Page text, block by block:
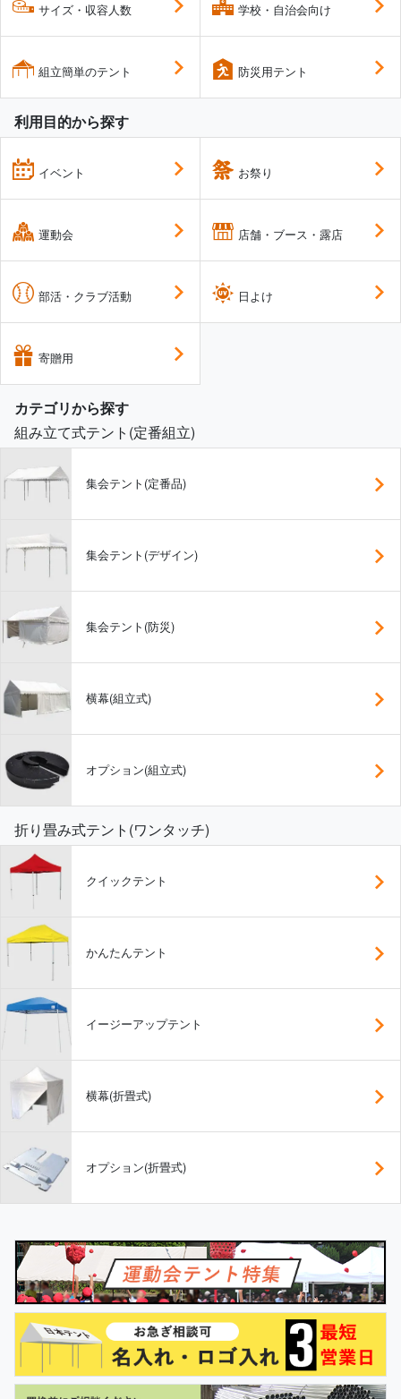
サイズ・収容人数
組立簡単のテント
学校・自治会向け
防災用テント
利用目的から探す
イベント
運動会
部活・クラブ活動
寄贈用
お祭り
店舗・ブース・露店
日よけ
カテゴリから探す
組み立て式テント(定番組立)
集会テント(定番品)
集会テント(デザイン)
集会テント(防災)
横幕(組立式)
オプション(組立式)
折り畳み式テント(ワンタッチ)
クイックテント
かんたんテント
イージーアップテント
横幕(折畳式)
オプション(折畳式)